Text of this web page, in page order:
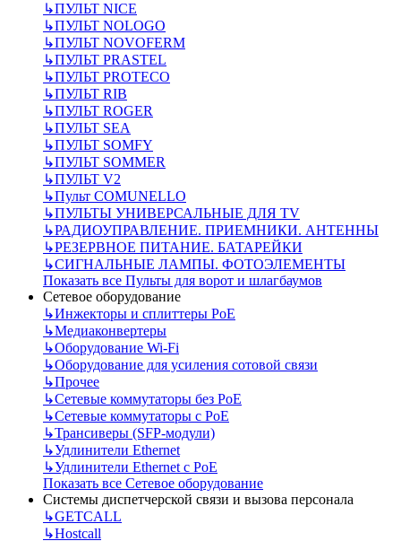
↳ПУЛЬТ NICE
↳ПУЛЬТ NOLOGO
↳ПУЛЬТ NOVOFERM
↳ПУЛЬТ PRASTEL
↳ПУЛЬТ PROTECO
↳ПУЛЬТ RIB
↳ПУЛЬТ ROGER
↳ПУЛЬТ SEA
↳ПУЛЬТ SOMFY
↳ПУЛЬТ SOMMER
↳ПУЛЬТ V2
↳Пульт СOMUNELLO
↳ПУЛЬТЫ УНИВЕРСАЛЬНЫЕ ДЛЯ TV
↳РАДИОУПРАВЛЕНИЕ. ПРИЕМНИКИ. АНТЕННЫ
↳РЕЗЕРВНОЕ ПИТАНИЕ. БАТАРЕЙКИ
↳СИГНАЛЬНЫЕ ЛАМПЫ. ФОТОЭЛЕМЕНТЫ
Показать все Пульты для ворот и шлагбаумов
Сетевое оборудование
↳Инжекторы и сплиттеры РоЕ
↳Медиаконвертеры
↳Оборудование Wi-Fi
↳Оборудование для усиления сотовой связи
↳Прочее
↳Сетевые коммутаторы без РоЕ
↳Сетевые коммутаторы с РоЕ
↳Трансиверы (SFP-модули)
↳Удлинители Ethernet
↳Удлинители Ethernet с PoE
Показать все Сетевое оборудование
Системы диспетчерской связи и вызова персонала
↳GETCALL
↳Hostcall